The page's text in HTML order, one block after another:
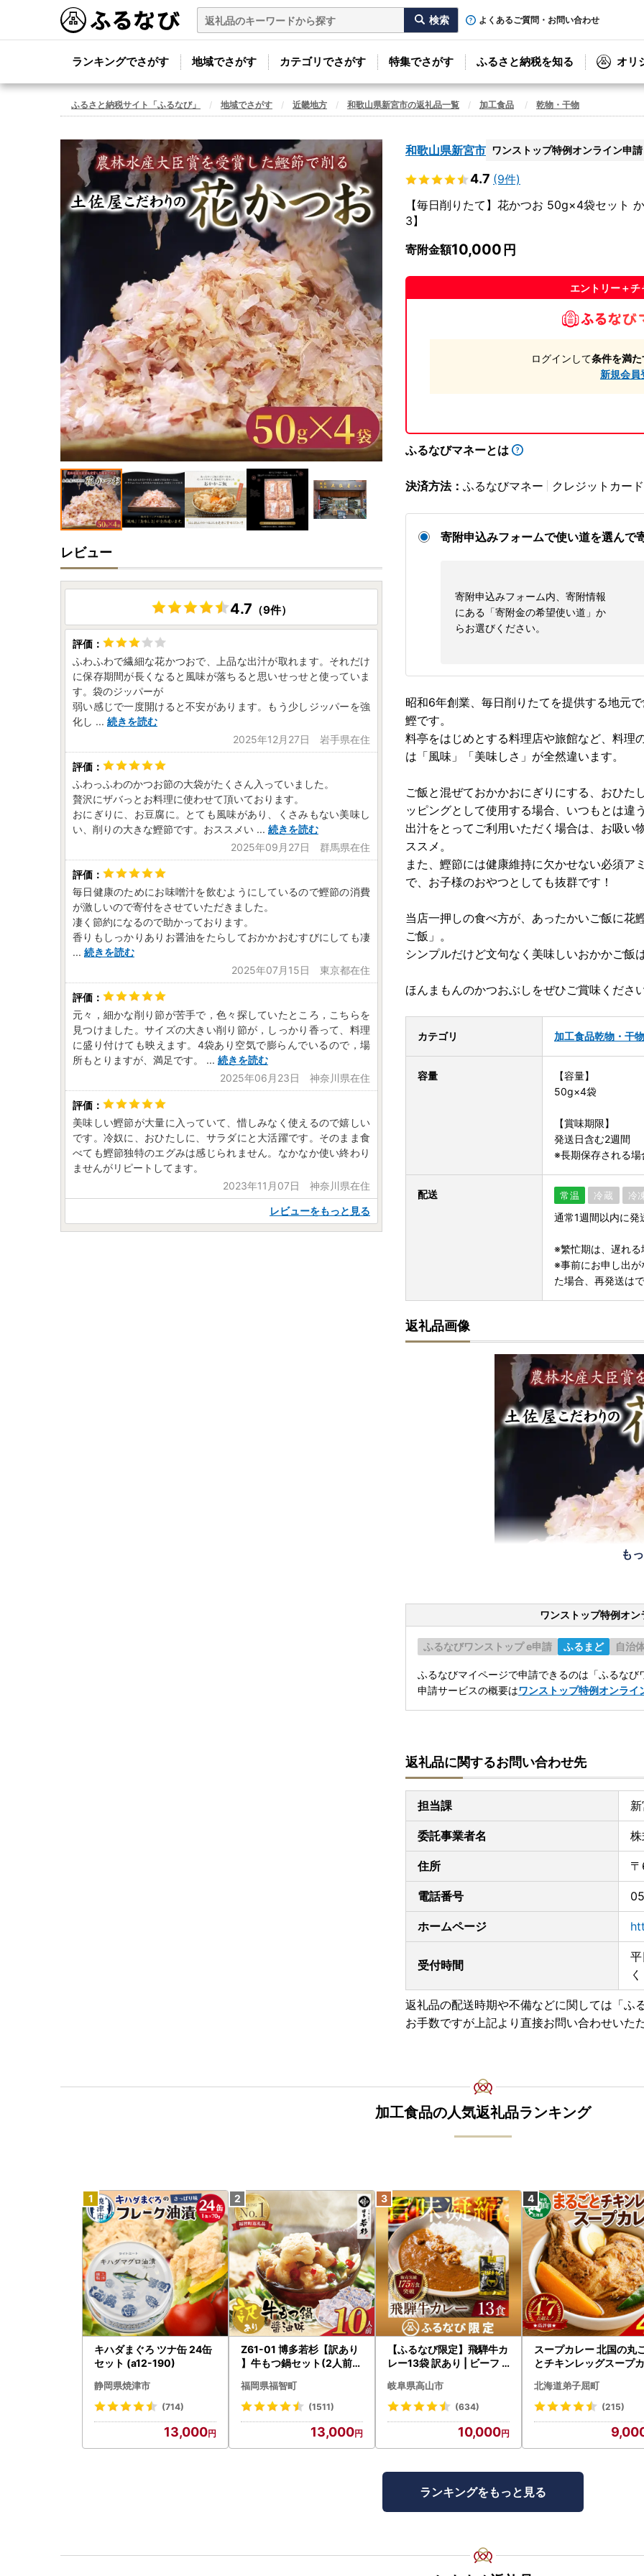
よくあるご質問・お問い合わせ
ランキングでさがす 地域でさがす カテゴリでさがす 特集でさがす ふるさと納税を知る オリ
ふるさと納税サイト「ふるなび」 地域でさがす 近畿地方 和歌山県新宮市の返礼品一覧 加工食品 乾物・干物
和歌山県新宮市 ワンストップ特例オンライン申請
4.7 (9件)
【毎日削りたて】花かつお 50g×4袋セット
3】
寄附金額10,000
エントリー＋
ログインして条件を満
新規会員
ふるなびマネーとは
決済方法： ふるなびマネー クレジットカード
寄附申込みフォームで使い道を選んで
寄附申込みフォーム内、寄附情報
にある「寄附金の希望使い道」か
らお選びください。
昭和6年創業、毎日削りたてを提供する地元
鰹です。
料亭をはじめとする料理店や旅館など、料理
は「風味」「美味しさ」が全然違います。
ご飯と混ぜておかかおにぎりにする、おひ
ッピングとして使用する場合、いつもとは違
出汁をとってご利用いただく場合は、お吸い
ススメ。
また、鰹節には健康維持に欠かせない必須
で、お子様のおやつとしても抜群です！
当店一押しの食べ方が、あったかいご飯に花
ご飯」。
シンプルだけど文句なく美味しいおかかご飯
ほんまもんのかつおぶしをぜひご賞味くださ
カテゴリ 加工食品乾物・干物
容量
【容量】
50g×4袋
【賞味期限】
発送日含む2週間
※長期保存される
配送 常温 冷蔵 冷
通常1週間以内に発
※繁忙期は、遅れ
※事前にお申し出
た場合、再発送は
返礼品画像
も
ワンストップ特例オン
ふるなびワンストップ e申請 ふるまど 自治
ふるなびマイページで申請できるのは「ふるな
申請サービスの概要はワンストップ特例オンライ
返礼品に関するお問い合わせ先
担当課
委託事業者名
住所
電話番号
ホームページ
受付時間
返礼品の配送時期や不備などに関しては「ふ
お手数ですが上記より直接お問い合わせいた
レビュー
4.7 （9件）
ふわふわで繊細な花かつおで、上品な出汁が取れます。それだけ
に保存期間が長くなると風味が落ちると思いせっせと使っていま
す。袋のジッパーが
弱い感じで一度開けると不安があります。もう少しジッパーを強
化し ... 続きを読む
2025年12月27日 岩手県在住
ふわっふわのかつお節の大袋がたくさん入っていました。
贅沢にザバっとお料理に使わせて頂いております。
おにぎりに、お豆腐に。とても風味があり、くさみもない美味し
い、削りの大きな鰹節です。おススメい ... 続きを読む
2025年09月27日 群馬県在住
毎日健康のためにお味噌汁を飲むようにしているので鰹節の消費
が激しいので寄付をさせていただきました。
凄く節約になるので助かっております。
香りもしっかりありお醤油をたらしておかかおむすびにしても凄
... 続きを読む
2025年07月15日 東京都在住
元々，細かな削り節が苦手で，色々探していたところ，こちらを
見つけました。サイズの大きい削り節が，しっかり香って、料理
に盛り付けても映えます。4袋あり空気で膨らんでいるので，場
所もとりますが、満足です。
... 続きを読む
2025年06月23日 神奈川県在住
美味しい鰹節が大量に入っていて、惜しみなく使えるので嬉しい
です。冷奴に、おひたしに、サラダにと大活躍です。そのまま食
べても鰹節独特のエグみは感じられません。なかなか使い終わり
ませんがリピートしてます。
2023年11月07日 神奈川県在住
レビューをもっと見る
加工食品の人気返礼品ランキング
キハダまぐろ ツナ缶 24缶
セット (a12-190)
静岡県焼津市
(714)
13,000
Z61-01 博多若杉【訳あり
】牛もつ鍋セット(2人前×
福岡県福智町
(1511)
13,000
【ふるなび限定】飛騨牛カ
レー13袋 訳あり | ビーフ
CP01 FN-Limited-VO
岐阜県高山市
(634)
10,000
スープカレー 北国の丸
とチキンレッグスープ
北海道弟子屈町
(215)
ランキングをもっと見る